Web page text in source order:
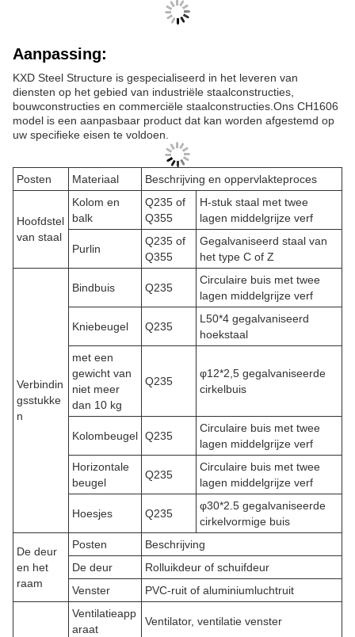
Aanpassing:
KXD Steel Structure is gespecialiseerd in het leveren van
diensten op het gebied van industriële staalconstructies,
bouwconstructies en commerciële staalconstructies.Ons CH1606
model is een aanpasbaar product dat kan worden afgestemd op
uw specifieke eisen te voldoen.
Posten Materiaal Beschrijving en oppervlakteproces
Hoofdstel
van staal
Kolom en
balk
Q235 of
Q355
H-stuk staal met twee
lagen middelgrijze verf
Purlin
Q235 of
Q355
Gegalvaniseerd staal van
het type C of Z
Verbindin
gsstukke
n
Bindbuis Q235
Circulaire buis met twee
lagen middelgrijze verf
Kniebeugel Q235
L50*4 gegalvaniseerd
hoekstaal
met een
gewicht van
niet meer
dan 10 kg
Q235
φ12*2,5 gegalvaniseerde
cirkelbuis
Kolombeugel Q235
Circulaire buis met twee
lagen middelgrijze verf
Horizontale
beugel
Q235
Circulaire buis met twee
lagen middelgrijze verf
Hoesjes Q235
φ30*2.5 gegalvaniseerde
cirkelvormige buis
De deur
en het
raam
Posten
Beschrijving
De deur
Rolluikdeur of schuifdeur
Venster
PVC-ruit of aluminiumluchtruit
Ventilatieapp
araat
Ventilator, ventilatie venster